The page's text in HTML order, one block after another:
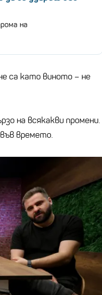
на
са като виното – не
на всякакви промени.
времето.